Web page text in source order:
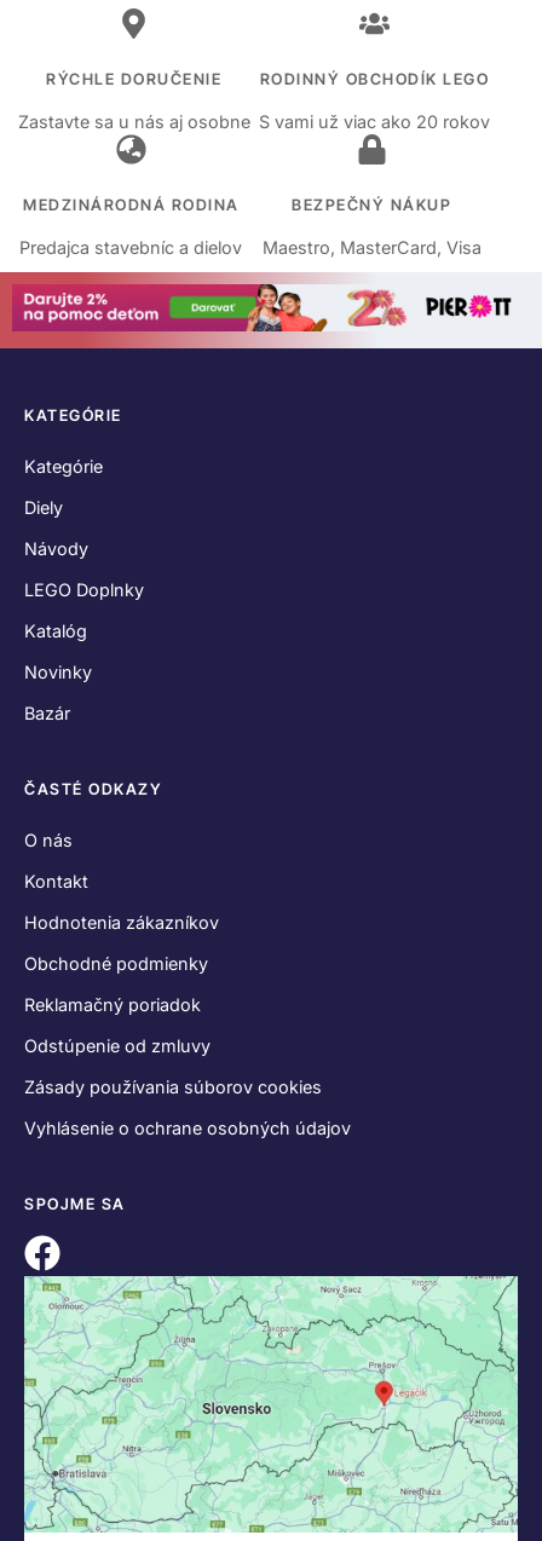
RÝCHLE DORUČENIE
Zastavte sa u nás aj osobne
RODINNÝ OBCHODÍK LEGO
S vami už viac ako 20 rokov
MEDZINÁRODNÁ RODINA
Predajca stavebníc a dielov
BEZPEČNÝ NÁKUP
Maestro, MasterCard, Visa
KATEGÓRIE
Kategórie
Diely
Návody
LEGO Doplnky
Katalóg
Novinky
Bazár
ČASTÉ ODKAZY
O nás
Kontakt
Hodnotenia zákazníkov
Obchodné podmienky
Reklamačný poriadok
Odstúpenie od zmluvy
Zásady používania súborov cookies
Vyhlásenie o ochrane osobných údajov
SPOJME SA